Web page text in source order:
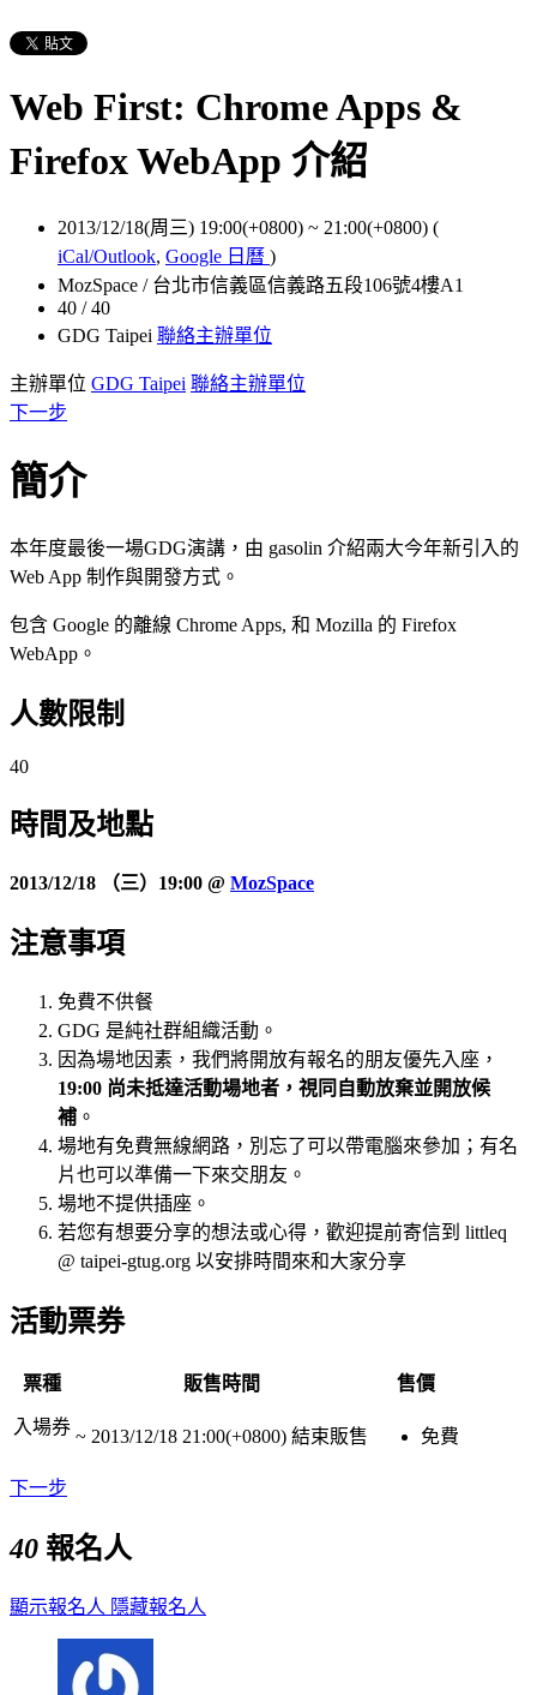
Web First: Chrome Apps &
Firefox WebApp 介紹
2013/12/18(周三) 19:00(+0800) ~ 21:00(+0800) (
iCal/Outlook, Google 日曆 )
MozSpace / 台北市信義區信義路五段106號4樓A1
40 / 40
GDG Taipei 聯絡主辦單位
主辦單位 GDG Taipei 聯絡主辦單位
下一步
簡介
本年度最後一場GDG演講，由 gasolin 介紹兩大今年新引入的
Web App 制作與開發方式。
包含 Google 的離線 Chrome Apps, 和 Mozilla 的 Firefox
WebApp。
人數限制
40
時間及地點
2013/12/18 （三）19:00 @ MozSpace
注意事項
免費不供餐
GDG 是純社群組織活動。
因為場地因素，我們將開放有報名的朋友優先入座，
19:00 尚未抵達活動場地者，視同自動放棄並開放候
補 。
場地有免費無線網路，別忘了可以帶電腦來參加；有名
片也可以準備一下來交朋友。
場地不提供插座。
若您有想要分享的想法或心得，歡迎提前寄信到 littleq
@ taipei-gtug.org 以安排時間來和大家分享
活動票券
票種 販售時間 售價
入場券 ~ 2013/12/18 21:00(+0800) 結束販售 免費
下一步
40 報名人
顯示報名人 隱藏報名人